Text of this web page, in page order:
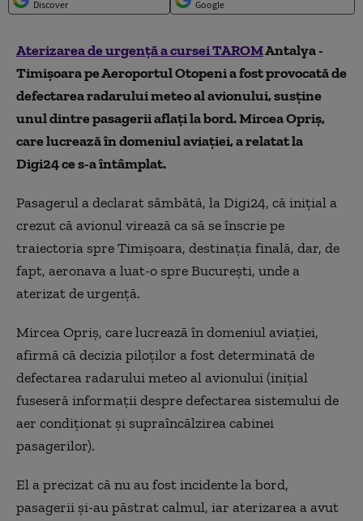
Discover
Google
Aterizarea de urgență a cursei TAROMAntalya -
Timișoara pe Aeroportul Otopeni a fost provocată de
defectarea radarului meteo al avionului, susține
unul dintre pasagerii aflați la bord. Mircea Opriș,
care lucrează în domeniul aviației, a relatat la
Digi24 ce s-a întâmplat.
Pasagerul a declarat sâmbătă, la Digi24, că inițial a
crezut că avionul virează ca să se înscrie pe
traiectoria spre Timișoara, destinația finală, dar, de
fapt, aeronava a luat-o spre București, unde a
aterizat de urgență.
Mircea Opriș, care lucrează în domeniul aviației,
afirmă că decizia piloților a fost determinată de
defectarea radarului meteo al avionului (inițial
fuseseră informații despre defectarea sistemului de
aer condiționat și supraîncălzirea cabinei
pasagerilor).
El a precizat că nu au fost incidente la bord,
pasagerii și-au păstrat calmul, iar aterizarea a avut